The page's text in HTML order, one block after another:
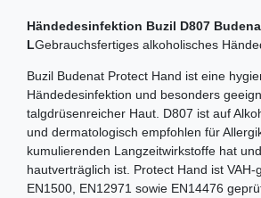
Händedesinfektion Buzil D807
LGebrauchsfertiges alkoholisches
Buzil Budenat Protect Hand ist eine
Händedesinfektion und besonders
talgdrüsenreicher Haut. D807 ist auf
und dermatologisch empfohlen für
kumulierenden Langzeitwirkstoffe hat
hautverträglich ist. Protect Hand ist VAH-
EN1500, EN12971 sowie EN14476